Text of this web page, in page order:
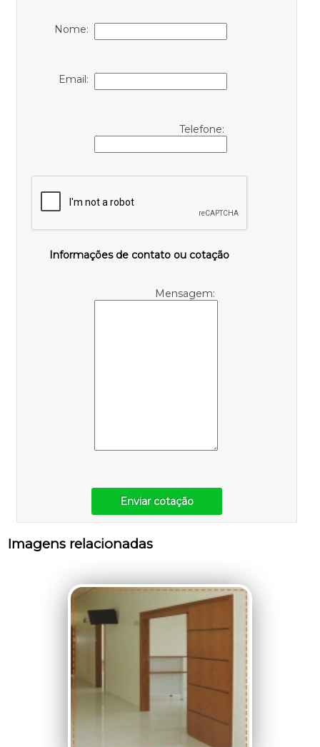
Nome:
Email:
Telefone:
Informações de contato ou cotação
Mensagem:
Enviar cotação
Imagens relacionadas